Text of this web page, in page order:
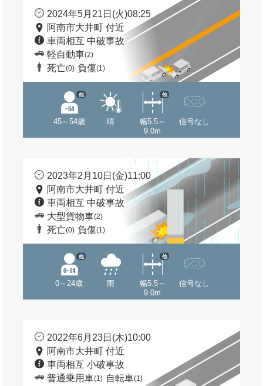
2024年5月21日(火)08:25
阿南市大井町 付近
車両相互 中破事故
軽自動車(2)
死亡(0) 負傷(1)
45～54歳
他
晴
幅5.5～
9.0m
他
信号なし
2023年2月10日(金)11:00
阿南市大井町 付近
車両相互 中破事故
大型貨物車(2)
死亡(0) 負傷(1)
0～24歳
他
雨
幅5.5～
9.0m
他
信号なし
2022年6月23日(木)10:00
阿南市大井町 付近
車両相互 小破事故
普通乗用車(1) 自転車(1)